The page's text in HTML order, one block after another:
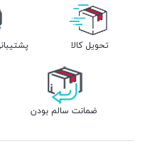
تحویل کالا
ضمانت سالم بودن